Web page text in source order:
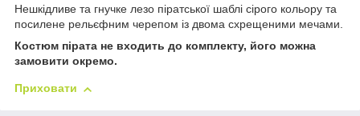
Нешкідливе та гнучке лезо піратської шаблі сірого кольору та
посилене рельєфним черепом із двома схрещеними мечами.
Костюм пірата не входить до комплекту, його можна
замовити окремо.
Приховати